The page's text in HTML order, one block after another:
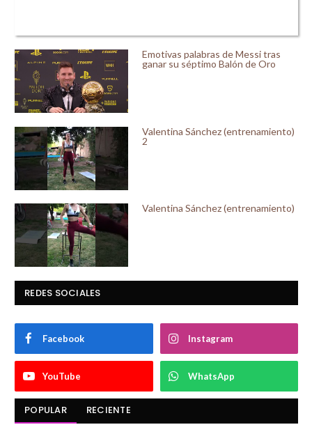
Emotivas palabras de Messi tras
ganar su séptimo Balón de Oro
Valentina Sánchez (entrenamiento)
2
Valentina Sánchez (entrenamiento)
REDES SOCIALES
Facebook Instagram
YouTube WhatsApp
POPULAR RECIENTE